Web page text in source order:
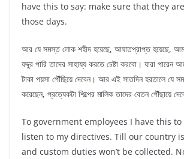
have this to say: make sure that they
those days.
আর যে সমস্ত লোক শহীদ হয়েছে, আঘাতপ্রাপ্ত হয়েছে,
যদ্দুর পারি তাদের সাহায্য করতে চেষ্টা করবো। যারা পারেন
টাকা পয়সা পৌঁছিয়ে দেবেন। আর এই সাতদিন হরতালে যে
করেছেন, প্রত্যেকটা শিল্পের মালিক তাদের বেতন পৌঁছায়ে
To government employees I have this to
listen to my directives. Till our country
and custom duties won’t be collected.